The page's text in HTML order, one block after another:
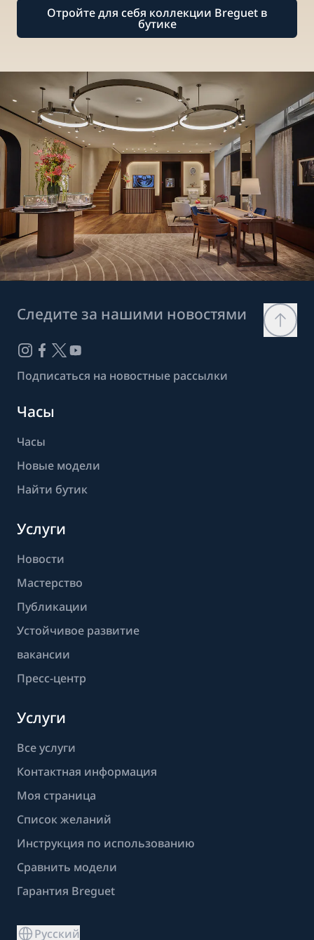
Отройте для себя коллекции Breguet в
бутике
Следите за нашими новостями
Подписаться на новостные рассылки
Часы
Часы
Новые модели
Найти бутик
Услуги
Новости
Мастерство
Публикации
Устойчивое развитие
вакансии
Пресс-центр
Услуги
Все услуги
Контактная информация
Моя страница
Список желаний
Инструкция по использованию
Сравнить модели
Гарантия Breguet
Русский